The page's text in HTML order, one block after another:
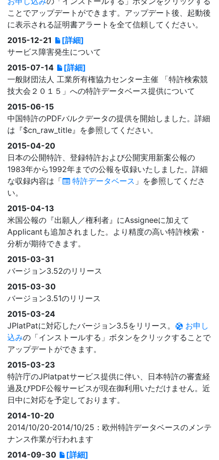
ことでアップデートができます。アップデート後、起動後
に表示される証明書アラートを全て信頼してください。
2015-12-21
[詳細]
サービス障害発生について
2015-07-14
[詳細]
一般財団法人 工業所有権協力センター主催 「特許検索競
技大会２０１５」への特許データベース提供について
2015-06-15
中国特許のPDFバルクデータの提供を開始しました。詳細
は『$cn_raw_title』を参照してください。
2015-04-20
日本の公開特許、登録特許および公開実用新案公報の
1983年から1992年までの公報を収録いたしました。詳細
な収録内容は「
特許データベース 」を参照してくださ
い。
2015-04-13
米国公報の『出願人／権利者』にAssigneeに加えて
Applicantも追加されました。より精度の高い特許検索・
分析が期待できます。
2015-03-31
バージョン3.52のリリース
2015-03-30
バージョン3.51のリリース
2015-03-24
JPlatPatに対応したバージョン3.5をリリース。
お申し
込みの「インストールする」ボタンをクリックすることで
アップデートができます。
2015-03-23
特許庁のJPlatpatサービス提供に伴い、日本特許の審査経
過及びPDF公報サービスが現在御利用いただけません。近
日中に対応を予定しております。
2014-10-20
2014/10/20-2014/10/25：欧州特許データベースのメンテ
ナンス作業が行われます
2014-09-30
[詳細]